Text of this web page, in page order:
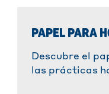
PAPEL PARA
Descubre el
las prácticas